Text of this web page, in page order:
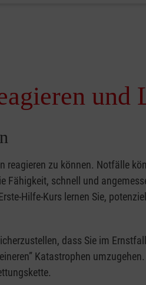
und
reagieren zu können. Notfälle
Fähigkeit, schnell und
Hilfe-Kurs lernen Sie,
dass Sie im
Katastrophen